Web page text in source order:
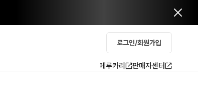
로그인/회원가입
메루카리 판매자센터